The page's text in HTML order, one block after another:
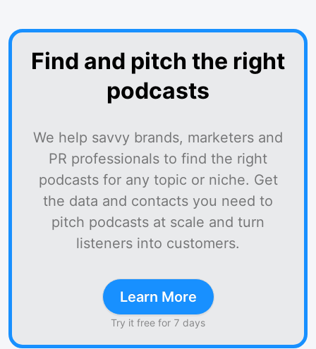
Find and pitch the right
podcasts
We help savvy brands, marketers and
PR professionals to find the right
podcasts for any topic or niche. Get
the data and contacts you need to
pitch podcasts at scale and turn
listeners into customers.
Learn More
Try it free for 7 days